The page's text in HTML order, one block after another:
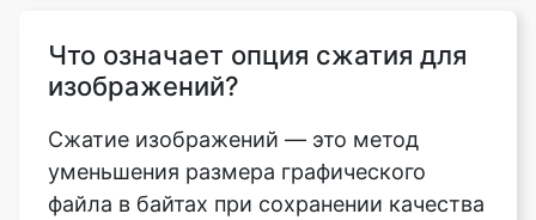
Сжатие изображений — это метод
уменьшения размера графического
файла в байтах при сохранении качества
изображения на приемлемом уровне.
Благодаря уменьшению размера файла
на заданном объеме диска или памяти